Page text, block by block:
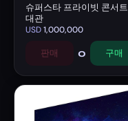
슈퍼스타 프라이빗 콘서트
대관
USD1,000,000
판매 0 구매